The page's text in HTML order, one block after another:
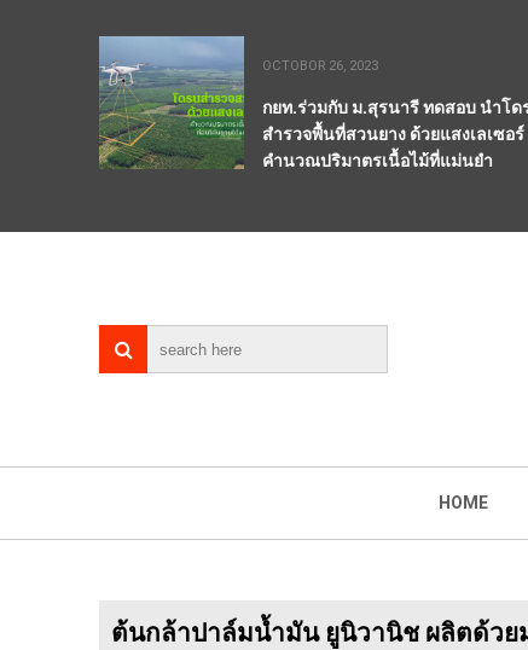
OCTOBOR 26, 2023
กยท.ร่วมกับ ม.สุรนารี ทดสอบ นำโด
สำรวจพื้นที่สวนยาง ด้วยแสงเลเซอร์
คำนวณปริมาตรเนื้อไม้ที่แม่นยำ
HOME
ต้นกล้าปาล์มน้ำมัน ยูนิวานิช ผลิตด้ว